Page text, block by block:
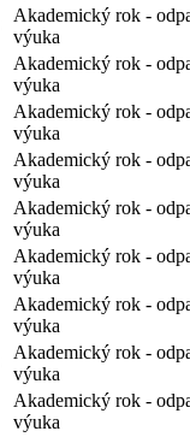
Akademický rok -
výuka
Akademický rok -
výuka
Akademický rok -
výuka
Akademický rok -
výuka
Akademický rok -
výuka
Akademický rok -
výuka
Akademický rok -
výuka
Akademický rok -
výuka
Akademický rok -
výuka